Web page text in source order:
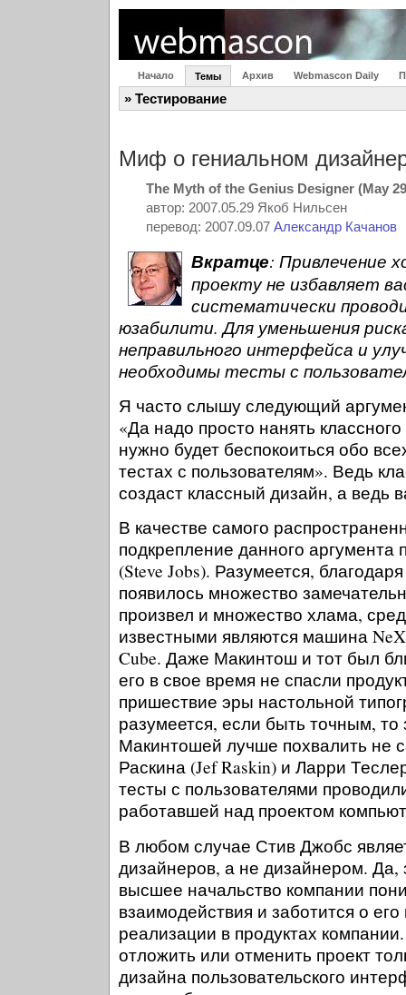
Начало Темы Архив Webmascon Daily
» Тестирование
Миф о гениальном
The Myth of the Genius Designer (May
автор: 2007.05.29 Якоб Нильсен
перевод: 2007.09.07 Александр Качанов
Вкратце: Привлечение
проекту не избавляет
систематически
юзабилити. Для уменьшения
неправильного интерфейса и
необходимы тесты с
Я часто слышу следующий
«Да надо просто нанять
нужно будет беспокоиться обо
тестах с пользователям». Ведь
создаст классный дизайн, а ведь
В качестве самого
подкрепление данного
(Steve Jobs). Разумеется,
появилось множество
произвел и множество хлама,
известными являются машина
Cube. Даже Макинтош и тот был
его в свое время не спасли
пришествие эры настольной
разумеется, если быть точным,
Макинтошей лучше похвалить не
Раскина (Jef Raskin) и Ларри
тесты с пользователями
работавшей над проектом
В любом случае Стив Джобс
дизайнеров, а не дизайнером. Да,
высшее начальство компании
взаимодействия и заботится о
реализации в продуктах
отложить или отменить проект
дизайна пользовательского